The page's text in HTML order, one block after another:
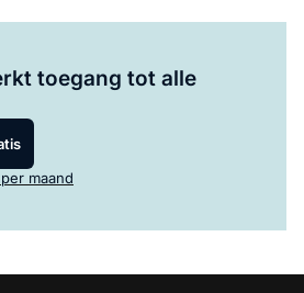
toegang tot alle
maand